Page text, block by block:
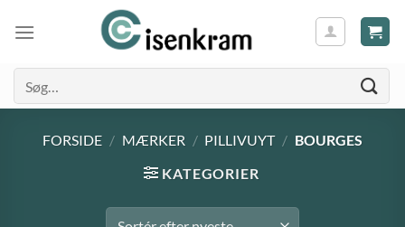
efter:
FORSIDE / MÆRKER / PILLIVUYT / BOURGES
KATEGORIER